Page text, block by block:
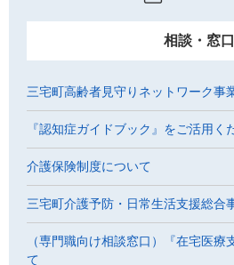
相談・窓口
三宅町高齢者見守りネットワーク事
『認知症ガイドブック』をご活用く
介護保険制度について
三宅町介護予防・日常生活支援総合
（専門職向け相談窓口）『在宅医療
て